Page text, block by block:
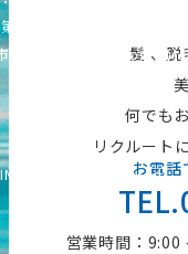
三日曜日
町14-15-7
【Google
All Rights Reserved.
髪 、脱
何でも
リクルート
お電話
営業時間：